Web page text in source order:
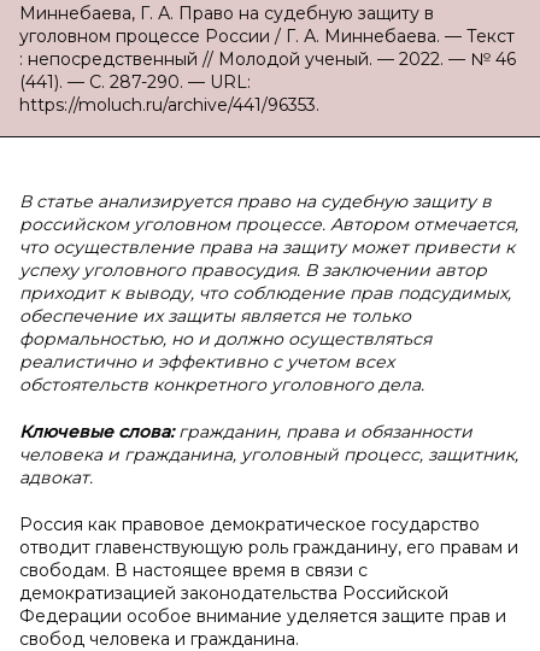
Миннебаева, Г. А. Право на судебную защиту в
уголовном процессе России / Г. А. Миннебаева. — Текст
: непосредственный // Молодой ученый. — 2022. — № 46
(441). — С. 287-290. — URL:
https://moluch.ru/archive/441/96353.
В статье анализируется право на судебную защиту в
российском уголовном процессе. Автором отмечается,
что осуществление права на защиту может привести к
успеху уголовного правосудия. В заключении автор
приходит к выводу, что соблюдение прав подсудимых,
обеспечение их защиты является не только
формальностью, но и должно осуществляться
реалистично и эффективно с учетом всех
обстоятельств конкретного уголовного дела.
Ключевые слова:гражданин, права и обязанности
человека и гражданина, уголовный процесс, защитник,
адвокат.
Россия как правовое демократическое государство
отводит главенствующую роль гражданину, его правам и
свободам. В настоящее время в связи с
демократизацией законодательства Российской
Федерации особое внимание уделяется защите прав и
свобод человека и гражданина.